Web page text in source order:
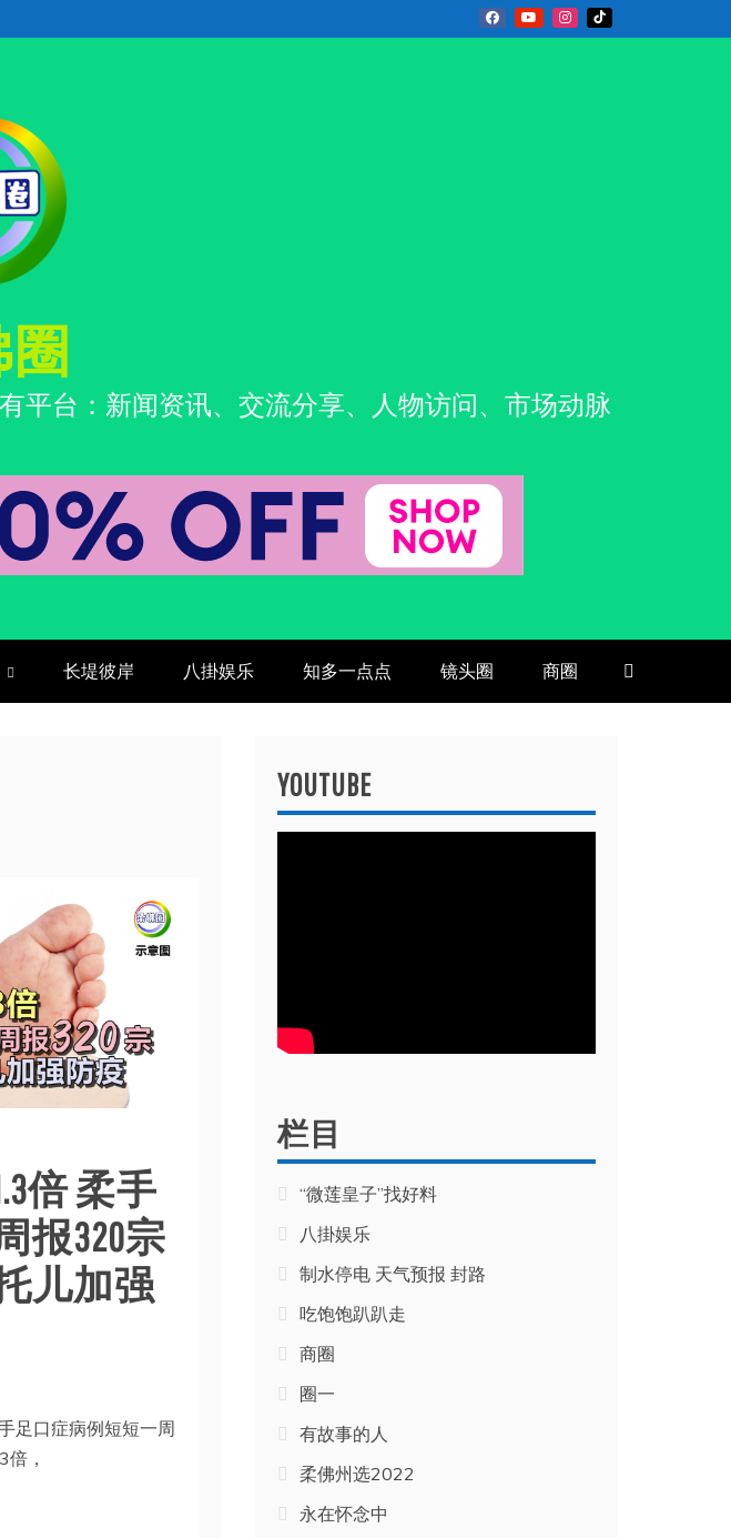
平台：新闻资讯、交流分享、人物访问、市场动脉
长堤彼岸 八掛娱乐 知多一点点 镜头圈 商圈
倍 柔手
报320宗
儿加强
足口症病例短短一周
，
YOUTUBE
栏目
“微莲皇子”找好料
八掛娱乐
制水停电 天气预报 封路
吃饱饱趴趴走
商圈
圈一
有故事的人
柔佛州选2022
永在怀念中